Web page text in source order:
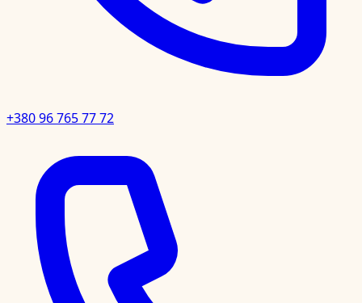
+380 96 765 77 72